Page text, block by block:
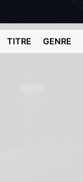
TITRE GENRE